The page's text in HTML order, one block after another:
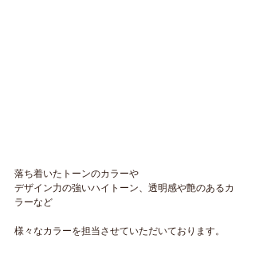
落ち着いたトーンのカラーや
デザイン力の強いハイトーン、透明感や艶のあるカ
ラーなど
様々なカラーを担当させていただいております。